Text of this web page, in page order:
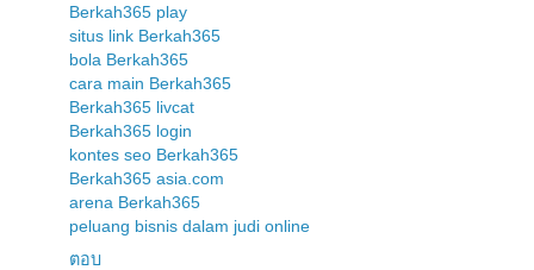
Berkah365 play
situs link Berkah365
bola Berkah365
cara main Berkah365
Berkah365 livcat
Berkah365 login
kontes seo Berkah365
Berkah365 asia.com
arena Berkah365
peluang bisnis dalam judi online
ตอบ